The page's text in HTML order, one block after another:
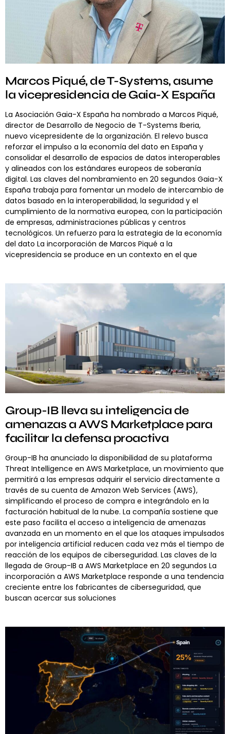
Marcos Piqué, de T-Systems, asume
la vicepresidencia de Gaia-X España
La Asociación Gaia-X España ha nombrado a Marcos Piqué,
director de Desarrollo de Negocio de T-Systems Iberia,
nuevo vicepresidente de la organización. El relevo busca
reforzar el impulso a la economía del dato en España y
consolidar el desarrollo de espacios de datos interoperables
y alineados con los estándares europeos de soberanía
digital. Las claves del nombramiento en 20 segundos Gaia-X
España trabaja para fomentar un modelo de intercambio de
datos basado en la interoperabilidad, la seguridad y el
cumplimiento de la normativa europea, con la participación
de empresas, administraciones públicas y centros
tecnológicos. Un refuerzo para la estrategia de la economía
del dato La incorporación de Marcos Piqué a la
vicepresidencia se produce en un contexto en el que
Group-IB lleva su inteligencia de
amenazas a AWS Marketplace para
facilitar la defensa proactiva
Group-IB ha anunciado la disponibilidad de su plataforma
Threat Intelligence en AWS Marketplace, un movimiento que
permitirá a las empresas adquirir el servicio directamente a
través de su cuenta de Amazon Web Services (AWS),
simplificando el proceso de compra e integrándolo en la
facturación habitual de la nube. La compañía sostiene que
este paso facilita el acceso a inteligencia de amenazas
avanzada en un momento en el que los ataques impulsados
por inteligencia artificial reducen cada vez más el tiempo de
reacción de los equipos de ciberseguridad. Las claves de la
llegada de Group-IB a AWS Marketplace en 20 segundos La
incorporación a AWS Marketplace responde a una tendencia
creciente entre los fabricantes de ciberseguridad, que
buscan acercar sus soluciones